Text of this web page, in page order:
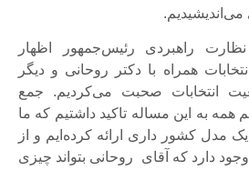
راهبردی رئیس‌جمهور اظهار
همراه با دکتر روحانی و دیگر
انتخابات صحبت می‌کردیم. جمع
همه به این مساله تاکید داشتیم که ما
مدل کشور داری ارائه کرده‌ایم و از
دارد که آقای روحانی بتواند چیزی